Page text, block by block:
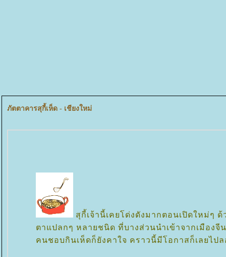
ภัตตาคารสุกี้เห็ด - เชียงใหม่
สุกี้เจ้านี้เคยโด่งดังมากตอนเปิดใหม่ๆ
ตาแปลกๆ หลายชนิด ที่บางส่วนนำเข้าจากเมืองจี
คนชอบกินเห็ดก็ยังคาใจ คราวนี้มีโอกาสก็เลยไป